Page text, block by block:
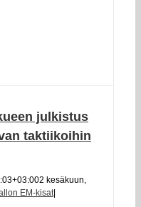
julkistus
taktiikoihin
2 kesäkuun,
EM-kisat|